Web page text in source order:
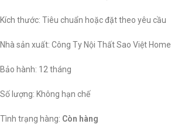
Kích thước: Tiêu chuẩn hoặc đặt theo yêu cầu
Nhà sản xuất: Công Ty Nội Thất Sao Việt Home
Bảo hành: 12 tháng
Số lượng: Không hạn chế
Tình trạng hàng: Còn hàng